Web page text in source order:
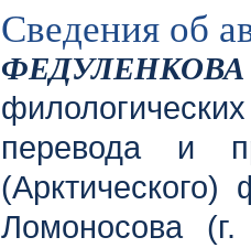
Сведения об
перевода и
Ломоносова